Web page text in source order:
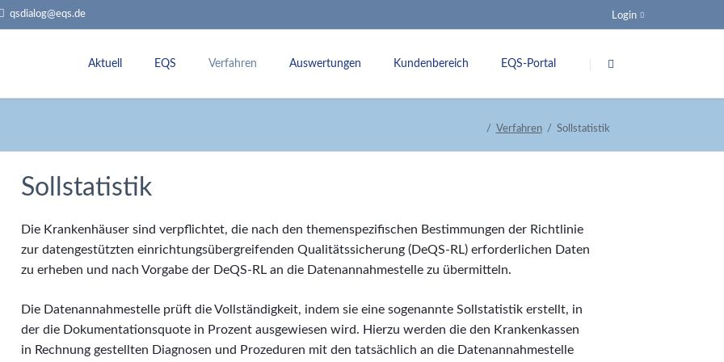
qsdialog@eqs.de Login
überspringen
Aktuell EQS
Landesarbeitsgemeinschaft (LAG) und Lenkungsgremium
Verfahren Auswertungen Kundenbereich EQS-Portal
Verfahren Sollstatistik
Sollstatistik
Die Krankenhäuser sind verpflichtet, die nach den themenspezifischen Bestimmungen der Richtlinie
zur datengestützten einrichtungsübergreifenden Qualitätssicherung (DeQS-RL) erforderlichen Daten
zu erheben und nach Vorgabe der DeQS-RL an die Datenannahmestelle zu übermitteln.
Die Datenannahmestelle prüft die Vollständigkeit, indem sie eine sogenannte Sollstatistik erstellt, in
der die Dokumentationsquote in Prozent ausgewiesen wird. Hierzu werden die den Krankenkassen
in Rechnung gestellten Diagnosen und Prozeduren mit den tatsächlich an die Datenannahmestelle